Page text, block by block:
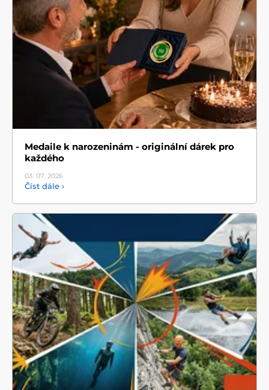
Medaile k narozeninám - originální dárek pro
každého
03. 07. 2026
Číst dále ›